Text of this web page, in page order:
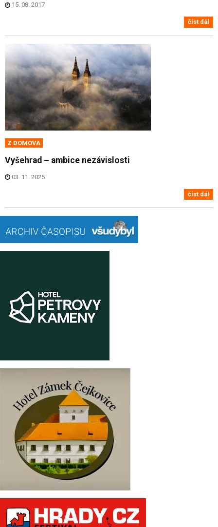
15. 08. 2017
číst dál
Z DOMOVA
Vyšehrad – ambice nezávislosti
03. 11. 2025
číst dál